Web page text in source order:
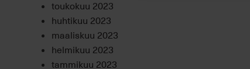
toukokuu 2023
huhtikuu 2023
maaliskuu 2023
helmikuu 2023
tammikuu 2023